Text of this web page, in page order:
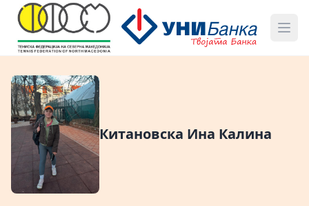
Китановска Ина Калина